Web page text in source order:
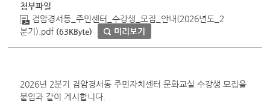
첨부파일
검암경서동_주민센터_수강생_모집_안내(2026년도_2
분기).pdf (63KByte) 미리보기
2026년 2분기 검암경서동 주민자치센터 문화교실 수강생 모집을
붙임과 같이 게시합니다.